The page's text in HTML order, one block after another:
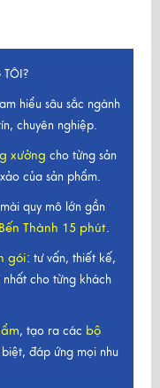
TÔI?
hiểu sâu sắc ngành
chuyên nghiệp.
xưởng cho từng sản
của sản phẩm.
quy mô lớn gần
Thành 15 phút.
gói: tư vấn, thiết kế,
cho từng khách
, tạo ra các bộ
đáp ứng mọi nhu